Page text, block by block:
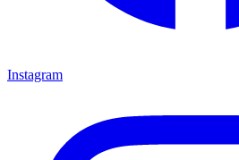
Instagram